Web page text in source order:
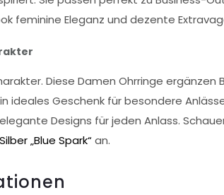
feminine Eleganz und dezente
Diese Damen Ohrringe ergänzen
ideales Geschenk für besondere
Designs für jeden Anlass.
„Blue Spark“ an.